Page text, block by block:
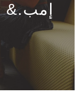
إمب.& EXP.المحدودة.